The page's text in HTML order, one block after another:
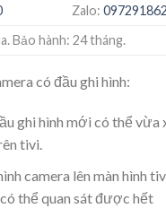
Zalo:
Bảo hành: 24 tháng.
có đầu ghi hình:
ghi hình mới có thể vừa
tivi.
camera lên màn hình
thể quan sát được hết